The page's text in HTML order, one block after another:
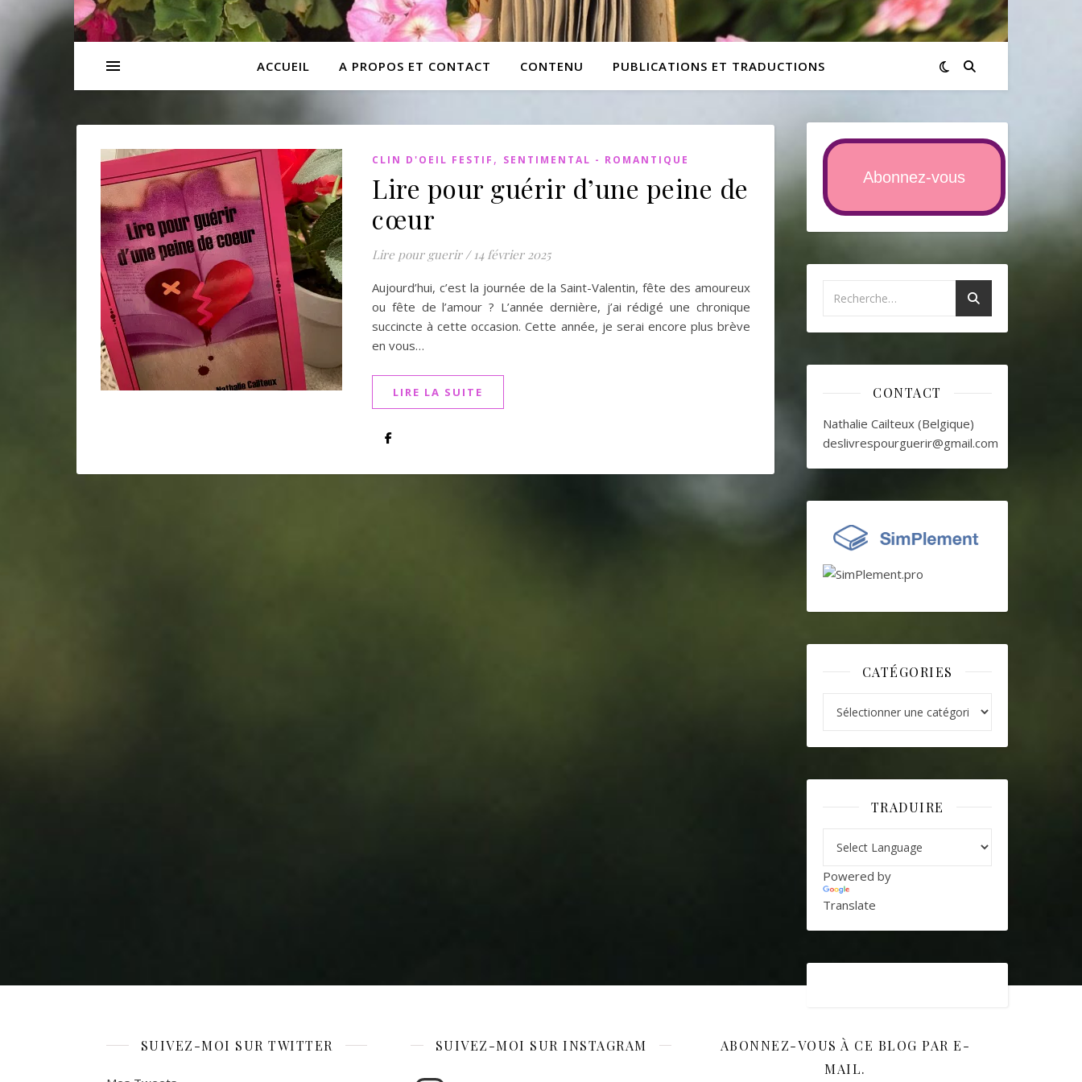
ACCUEIL A PROPOS ET CONTACT CONTENU PUBLICATIONS ET TRADUCTIONS
CLIN D'OEIL FESTIF , SENTIMENTAL - ROMANTIQUE
Lire pour guérir d’une peine de
cœur
Lire pour guerir / 14 février 2025
Aujourd’hui, c’est la journée de la Saint-Valentin, fête des amoureux
ou fête de l’amour ? L’année dernière, j’ai rédigé une chronique
succincte à cette occasion. Cette année, je serai encore plus brève
en vous…
LIRE LA SUITE
Abonnez-vous
CONTACT
Nathalie Cailteux (Belgique)
deslivrespourguerir@gmail.com
CATÉGORIES
TRADUIRE
Powered by
Translate
SUIVEZ-MOI SUR TWITTER SUIVEZ-MOI SUR INSTAGRAM
Instagram
ABONNEZ-VOUS À CE BLOG PAR E-
MAIL.